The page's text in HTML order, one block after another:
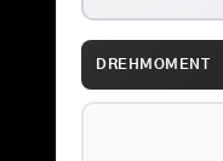
DREHMOMENT